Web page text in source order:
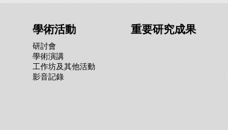
學術活動
研討會
學術演講
工作坊及其他活動
影音記錄
重要研究成果